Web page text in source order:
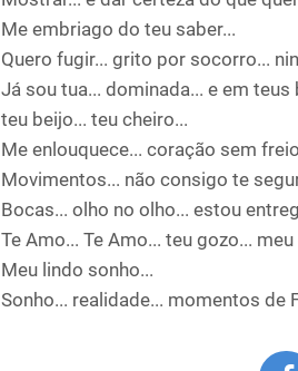
Me embriago do teu saber...
Quero fugir... grito por socorro...
Já sou tua... dominada... e em teus
teu beijo... teu cheiro...
Me enlouquece... coração sem
Movimentos... não consigo te
Bocas... olho no olho... estou
Te Amo... Te Amo... teu gozo...
Meu lindo sonho...
Sonho... realidade... momentos de